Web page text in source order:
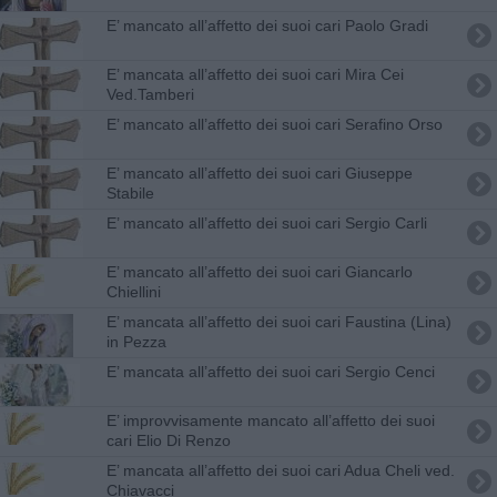
E’ mancato all’affetto dei suoi cari Paolo Gradi
E’ mancata all’affetto dei suoi cari Mira Cei
Ved.Tamberi
E’ mancato all’affetto dei suoi cari Serafino Orso
E’ mancato all’affetto dei suoi cari Giuseppe
Stabile
E’ mancato all’affetto dei suoi cari Sergio Carli
E’ mancato all’affetto dei suoi cari Giancarlo
Chiellini
E’ mancata all’affetto dei suoi cari Faustina (Lina)
in Pezza
E’ mancata all’affetto dei suoi cari Sergio Cenci
E’ improvvisamente mancato all’affetto dei suoi
cari Elio Di Renzo
E’ mancata all’affetto dei suoi cari Adua Cheli ved.
Chiavacci